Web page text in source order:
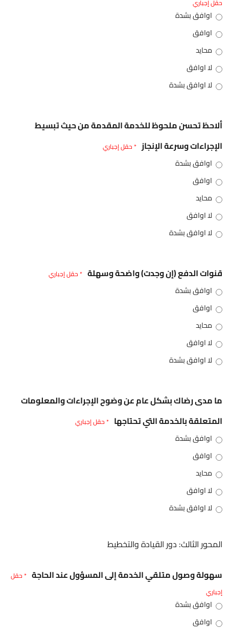
حقل إجباري
اوافق بشدة
اوافق
محايد
لا اوافق
لا اوافق بشدة
ألاحظ تحسن ملحوظ للخدمة المقدمة من حيث تبسيط
الإجراءات وسرعة الإنجاز * حقل إجباري
اوافق بشدة
اوافق
محايد
لا اوافق
لا اوافق بشدة
قنوات الدفع (إن وجدت) واضحة وسهلة * حقل إجباري
اوافق بشدة
اوافق
محايد
لا اوافق
لا اوافق بشدة
ما مدى رضاك بشكل عام عن وضوح الإجراءات والمعلومات
المتعلقة بالخدمة التي تحتاجها * حقل إجباري
اوافق بشدة
اوافق
محايد
لا اوافق
لا اوافق بشدة
المحور الثالث: دور القيادة والتخطيط
سهولة وصول متلقي الخدمة إلى المسؤول عند الحاجة * حقل
إجباري
اوافق بشدة
اوافق